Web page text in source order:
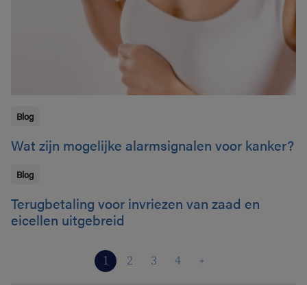
Blog
Wat zijn mogelijke alarmsignalen voor kanker?
Blog
Terugbetaling voor invriezen van zaad en
eicellen uitgebreid
1 2 3 4